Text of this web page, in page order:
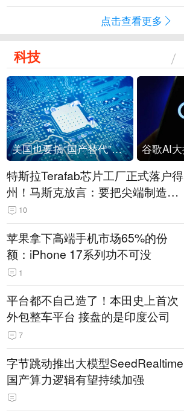
点击查看更多
科技
美国也要搞“国产替代”？先算清三笔账
特斯拉Terafab芯片工厂正式落户得
州！马斯克放言：要把尖端制造带
回美国
10
苹果拿下高端手机市场65%的份
额：iPhone 17系列功不可没
1
平台都不自己造了！本田史上首次
外包整车平台 接盘的是印度公司
7
字节跳动推出大模型SeedRealtime
国产算力逻辑有望持续加强